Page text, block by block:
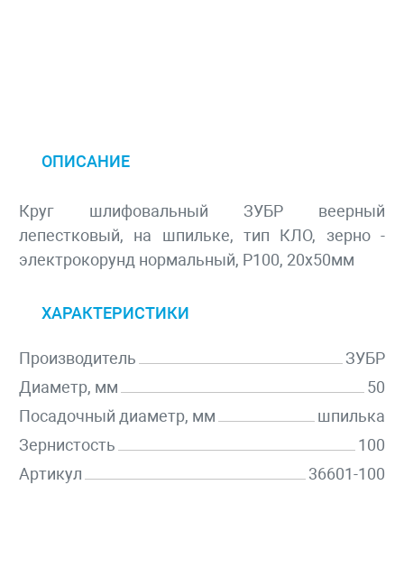
ОПИСАНИЕ
Круг шлифовальный ЗУБР веерный
лепестковый, на шпильке, тип КЛО, зерно -
электрокорунд нормальный, P100, 20х50мм
ХАРАКТЕРИСТИКИ
Производитель
ЗУБР
Диаметр, мм
50
Посадочный диаметр, мм
шпилька
Зернистость
100
Артикул
36601-100